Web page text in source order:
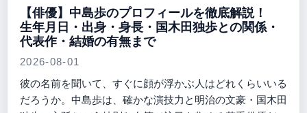
【俳優】中島歩のプロフィールを徹底解説！
生年月日・出身・身長・国木田独歩との関係・
代表作・結婚の有無まで
2026-08-01
彼の名前を聞いて、すぐに顔が浮かぶ人はどれくらいいる
だろうか。中島歩は、確かな演技力と明治の文豪・国木田